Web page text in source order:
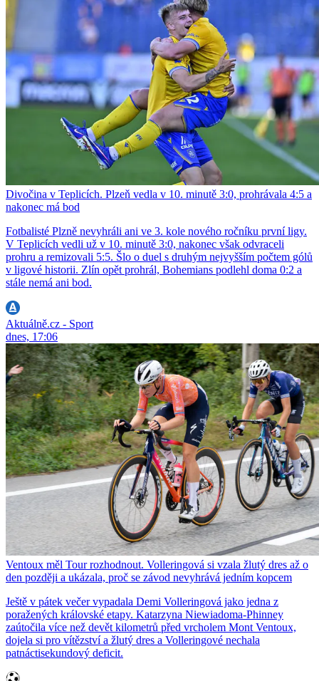
Divočina v Teplicích. Plzeň vedla v 10. minutě 3:0, prohrávala 4:5 a
nakonec má bod
Fotbalisté Plzně nevyhráli ani ve 3. kole nového ročníku první ligy.
V Teplicích vedli už v 10. minutě 3:0, nakonec však odvraceli
prohru a remizovali 5:5. Šlo o duel s druhým nejvyšším počtem gólů
v ligové historii. Zlín opět prohrál, Bohemians podlehl doma 0:2 a
stále nemá ani bod.
Aktuálně.cz - Sport
dnes, 17:06
Ventoux měl Tour rozhodnout. Volleringová si vzala žlutý dres až o
den později a ukázala, proč se závod nevyhrává jedním kopcem
Ještě v pátek večer vypadala Demi Volleringová jako jedna z
poražených královské etapy. Katarzyna Niewiadoma-Phinney
zaútočila více než devět kilometrů před vrcholem Mont Ventoux,
dojela si pro vítězství a žlutý dres a Volleringové nechala
patnáctisekundový deficit.